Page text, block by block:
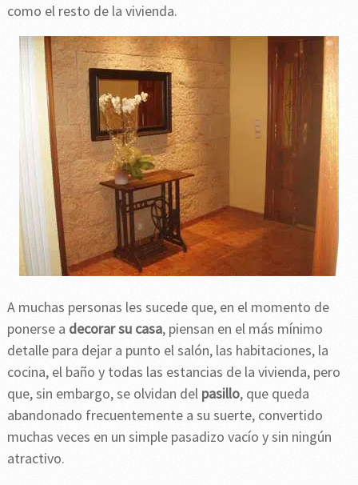
como el resto de la vivienda.
A muchas personas les sucede que, en el momento de
ponerse a decorar su casa, piensan en el más mínimo
detalle para dejar a punto el salón, las habitaciones, la
cocina, el baño y todas las estancias de la vivienda, pero
que, sin embargo, se olvidan del pasillo, que queda
abandonado frecuentemente a su suerte, convertido
muchas veces en un simple pasadizo vacío y sin ningún
atractivo.